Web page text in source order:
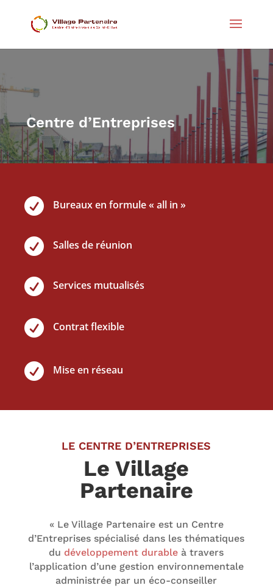
Centre d’Entreprises
 Bureaux en formule « all in »
 Salles de réunion
 Services mutualisés
 Contrat flexible
 Mise en réseau
LE CENTRE D’ENTREPRISES
Le Village
Partenaire
« Le Village Partenaire est un Centre
d’Entreprises spécialisé dans les thématiques
du développement durable à travers
l’application d’une gestion environnementale
administrée par un éco-conseiller